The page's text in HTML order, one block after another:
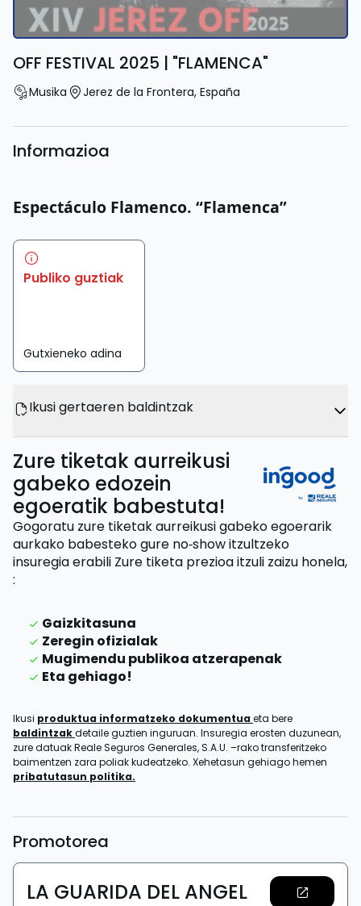
OFF FESTIVAL 2025 | "FLAMENCA"
Musika Jerez de la Frontera, España
Informazioa
Espectáculo Flamenco. “Flamenca”
Publiko guztiak
Gutxieneko adina
Ikusi gertaeren baldintzak
Zure tiketak aurreikusi
gabeko edozein
egoeratik babestuta!
Gogoratu zure tiketak aurreikusi gabeko egoerarik
aurkako babesteko gure no‑show itzultzeko
insuregia erabili Zure tiketa prezioa itzuli zaizu honela,
:
Gaizkitasuna
Zeregin ofizialak
Mugimendu publikoa atzerapenak
Eta gehiago!
Ikusi produktua informatzeko dokumentua eta bere
baldintzakdetaile guztien inguruan. Insuregia erosten duzunean,
zure datuak Reale Seguros Generales, S.A.U. –rako transferitzeko
baimentzen zara poliak kudeatzeko. Xehetasun gehiago hemen
pribatutasun politika.
Promotorea
LA GUARIDA DEL ANGEL